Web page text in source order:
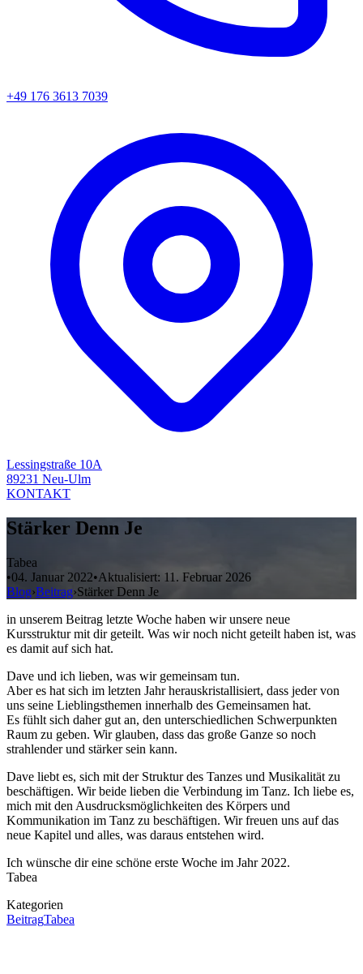
+49 176 3613 7039
Lessingstraße 10A
89231 Neu-Ulm
KONTAKT
Stärker Denn Je
Tabea
•04. Januar 2022•Aktualisiert: 11. Februar 2026
Blog›Beitrag›Stärker Denn Je
in unserem Beitrag letzte Woche haben wir unsere neue
Kursstruktur mit dir geteilt. Was wir noch nicht geteilt haben ist, was
es damit auf sich hat.
Dave und ich lieben, was wir gemeinsam tun.
Aber es hat sich im letzten Jahr herauskristallisiert, dass jeder von
uns seine Lieblingsthemen innerhalb des Gemeinsamen hat.
Es fühlt sich daher gut an, den unterschiedlichen Schwerpunkten
Raum zu geben. Wir glauben, dass das große Ganze so noch
strahlender und stärker sein kann.
Dave liebt es, sich mit der Struktur des Tanzes und Musikalität zu
beschäftigen. Wir beide lieben die Verbindung im Tanz. Ich liebe es,
mich mit den Ausdrucksmöglichkeiten des Körpers und
Kommunikation im Tanz zu beschäftigen. Wir freuen uns auf das
neue Kapitel und alles, was daraus entstehen wird.
Ich wünsche dir eine schöne erste Woche im Jahr 2022.
Tabea
Kategorien
BeitragTabea